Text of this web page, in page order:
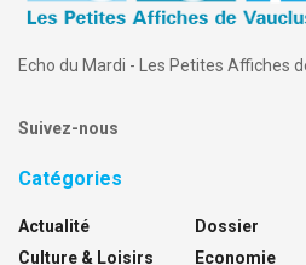
Echo du Mardi - Les Petites Affiches
Suivez-nous
Catégories
Actualité
Culture & Loisirs
Dossier
Economie